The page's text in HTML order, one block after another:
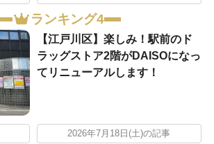
ランキング4
【江戸川区】楽しみ！駅前のド
ラッグストア2階がDAISOになっ
てリニューアルします！
2026年7月18日(土)の記事